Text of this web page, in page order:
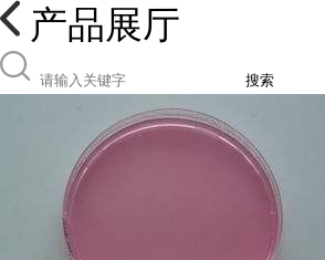
产品展厅
搜索